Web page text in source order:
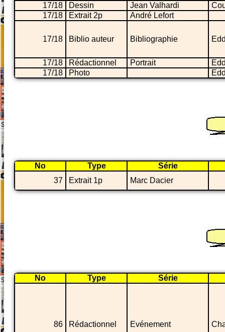
17/18
Dessin Jean Valhardi
17/18
Extrait 2p André Lefort
17/18 Biblio auteur Bibliographie
17/18 Rédactionnel Portrait
17/18
Photo
No Type
Série
37
Extrait 1p Marc Dacier
No Type Série
86 Rédactionnel Evénement